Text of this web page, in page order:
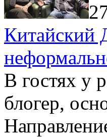
Китайский
В гостях у
блогер,